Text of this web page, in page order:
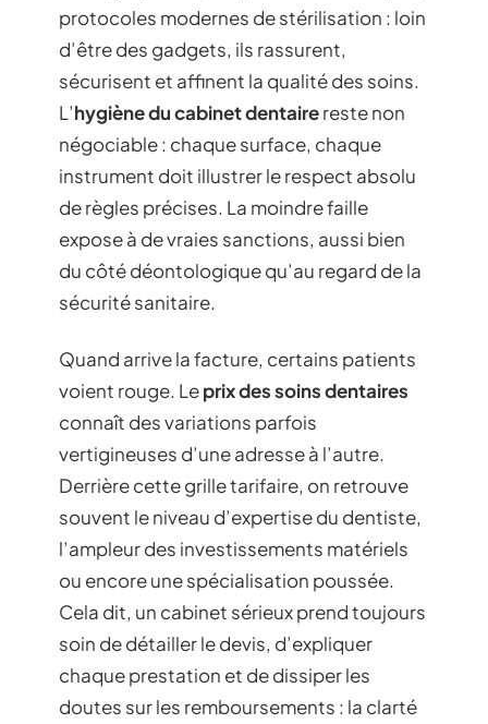
protocoles modernes de stérilisation : loin
d’être des gadgets, ils rassurent,
sécurisent et affinent la qualité des soins.
L’hygiène du cabinet dentairereste non
négociable : chaque surface, chaque
instrument doit illustrer le respect absolu
de règles précises. La moindre faille
expose à de vraies sanctions, aussi bien
du côté déontologique qu’au regard de la
sécurité sanitaire.
Quand arrive la facture, certains patients
voient rouge. Leprix des soins dentaires
connaît des variations parfois
vertigineuses d’une adresse à l’autre.
Derrière cette grille tarifaire, on retrouve
souvent le niveau d’expertise du dentiste,
l’ampleur des investissements matériels
ou encore une spécialisation poussée.
Cela dit, un cabinet sérieux prend toujours
soin de détailler le devis, d’expliquer
chaque prestation et de dissiper les
doutes sur les remboursements : la clarté